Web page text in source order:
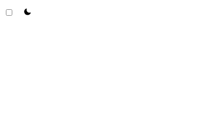
theme switcher